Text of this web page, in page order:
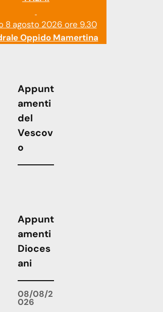
8 agosto 2026 ore 9.30
Oppido Mamertina
Appunt
amenti
del
Vescov
o
Appunt
amenti
Dioces
ani
08/08/2
026